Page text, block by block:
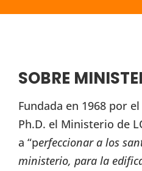
SOBRE
Fundada en 1968 por
Ph.D. el Ministerio de
a “perfeccionar a los
ministerio, para la